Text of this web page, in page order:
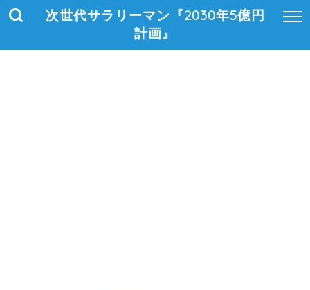
次世代サラリーマン『2030年5億円
計画』